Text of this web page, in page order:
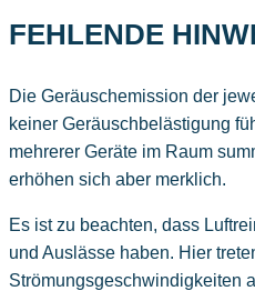
FEHLENDE
Die Geräuschemission der
keiner Geräuschbelästigung
mehrerer Geräte im Raum
erhöhen sich aber merklich.
Es ist zu beachten, dass
und Auslässe haben. Hier
Strömungsgeschwindigkeiten